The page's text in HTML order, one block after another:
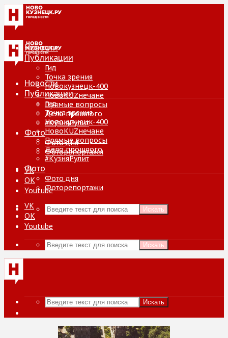
Новости
Публикации
Гид
Точка зрения
Новокузнецк-400
НовоKUZнечане
Прямые вопросы
Дело прошлого
#КузняРулит
Фото
Фото дня
Фоторепортажи
VK
ОК
Youtube
Искать
Новости
Публикации
Гид
Точка зрения
Новокузнецк-400
НовоKUZнечане
Прямые вопросы
Дело прошлого
#КузняРулит
Фото
Фото дня
Фоторепортажи
VK
ОК
Youtube
Искать
Искать